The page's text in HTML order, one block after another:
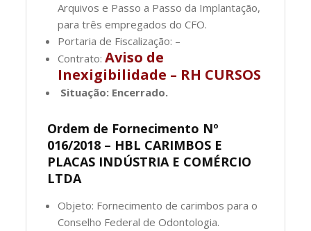
Arquivos e Passo a Passo da Implantação,
para três empregados do CFO.
Portaria de Fiscalização: –
Contrato:Aviso de
Inexigibilidade – RH CURSOS
Situação: Encerrado.
Ordem de Fornecimento Nº
016/2018 – HBL CARIMBOS E
PLACAS INDÚSTRIA E COMÉRCIO
LTDA
Objeto: Fornecimento de carimbos para o
Conselho Federal de Odontologia.